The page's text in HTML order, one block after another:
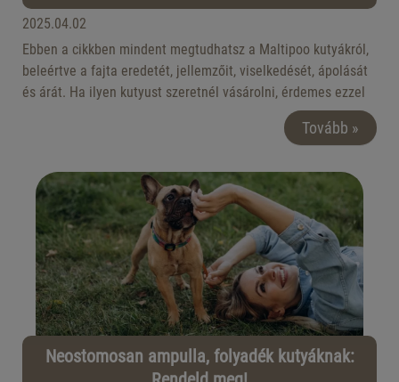
2025.04.02
Ebben a cikkben mindent megtudhatsz a Maltipoo kutyákról,
beleértve a fajta eredetét, jellemzőit, viselkedését, ápolását
és árát. Ha ilyen kutyust szeretnél vásárolni, érdemes ezzel
Tovább »
Neostomosan ampulla, folyadék kutyáknak: